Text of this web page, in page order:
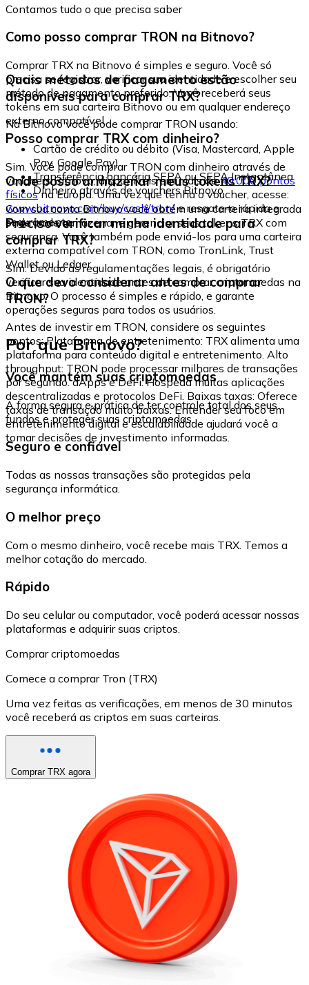
Contamos tudo o que precisa saber
Como posso comprar TRON na Bitnovo?
Comprar TRX na Bitnovo é simples e seguro. Você só
precisa se registrar, verificar sua identidade e escolher seu
método de pagamento preferido. Você receberá seus
tokens em sua carteira Bitnovo ou em qualquer endereço
externo compatível.
Quais métodos de pagamento estão
disponíveis para comprar TRX?
Na Bitnovo você pode comprar TRON usando:
Cartão de crédito ou débito (Visa, Mastercard, Apple
Pay, Google Pay)
Transferência bancária SEPA ou SEPA Instantânea
Dinheiro através de vouchers Bitnovo
Posso comprar TRX com dinheiro?
Sim. Você pode comprar TRON com dinheiro através de
vouchers Bitnovo, disponíveis em mais de40.000 pontos
físicosna Europa. Uma vez que tenha o voucher, acesse:
www.bitnovo.com/buy/cash/tron/e resgate-o rápida e
seguramente.
Onde posso armazenar meus tokens TRX?
Com sua conta Bitnovo você obtém uma carteira integrada
onde pode armazenar e gerenciar seus tokens TRX com
segurança. Você também pode enviá-los para uma carteira
externa compatível com TRON, como TronLink, Trust
Wallet ou Ledger.
Preciso verificar minha identidade para
comprar TRX?
Sim. Devido às regulamentações legais, é obrigatório
verificar sua identidade antes de comprar criptomoedas na
Bitnovo. O processo é simples e rápido, e garante
operações seguras para todos os usuários.
O que devo considerar antes de comprar
TRON?
Antes de investir em TRON, considere os seguintes
pontos: Plataforma de entretenimento: TRX alimenta uma
plataforma para conteúdo digital e entretenimento. Alto
throughput: TRON pode processar milhares de transações
por segundo. dApps e DeFi: Hospeda muitas aplicações
descentralizadas e protocolos DeFi. Baixas taxas: Oferece
taxas de transação muito baixas. Entender seu foco em
entretenimento digital e escalabilidade ajudará você a
tomar decisões de investimento informadas.
Por que Bitnovo?
Você mantém suas criptomoedas
A forma segura e prática de ter controle total dos seus
fundos e proteger suas criptomoedas.
Seguro e confiável
Todas as nossas transações são protegidas pela
segurança informática.
O melhor preço
Com o mesmo dinheiro, você recebe mais TRX. Temos a
melhor cotação do mercado.
Rápido
Do seu celular ou computador, você poderá acessar nossas
plataformas e adquirir suas criptos.
Comprar criptomoedas
Comece a comprar Tron (TRX)
Uma vez feitas as verificações, em menos de 30 minutos
você receberá as criptos em suas carteiras.
Comprar TRX agora